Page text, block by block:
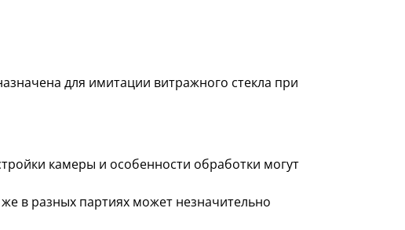
для имитации витражного стекла при
камеры и особенности обработки могут
в разных партиях может незначительно